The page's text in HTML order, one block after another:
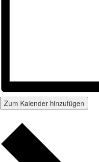
Zum Kalender hinzufügen